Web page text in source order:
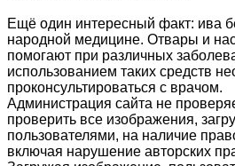
Ещё один интересный факт: ива
народной медицине. Отвары и
помогают при различных
использованием таких средств
проконсультироваться с врачом.
Администрация сайта не
проверить все изображения,
пользователями, на наличие
включая нарушение авторских